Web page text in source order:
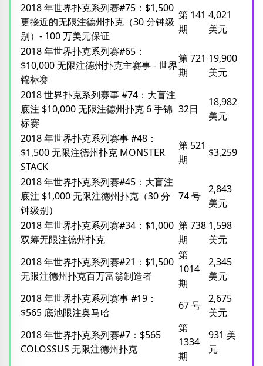
2018 年世界扑克系列赛#75：$1,500
更接近的无限注德州扑克（30 分钟级
别）- 100 万美元保证
第 141
期
4,021
美元
2018 年世界扑克系列赛#65：
$10,000 无限注德州扑克主赛事 - 世界
锦标赛
第 721
期
19,900
美元
2018 世界扑克系列赛事 #74：大盲注
底注 $10,000 无限注德州扑克 6 手锦
标赛
32日
18,982
美元
2018 年世界扑克系列赛事 #48：
$1,500 无限注德州扑克 MONSTER
STACK
第 521
期
$3,259
2018 年世界扑克系列赛#45：大盲注
底注 $1,000 无限注德州扑克（30 分
钟级别）
74 号
2,843
美元
2018 年世界扑克系列赛#34：$1,000
双筹无限注德州扑克
第 738
期
1,598
美元
2018 年世界扑克系列赛#21：$1,500
无限注德州扑克百万富翁制造者
第
1014
期
2,345
美元
2018 年世界扑克系列赛事 #19：
$565 底池限注奥马哈
67 号
2,675
美元
2018 年世界扑克系列赛#7：$565
COLOSSUS 无限注德州扑克
第
1334
期
931 美
元